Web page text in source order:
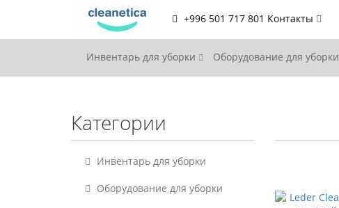
+996 501 717 801 Контакты
Инвентарь для уборки Оборудование для уборки
Категории
Инвентарь для уборки
Оборудование для уборки